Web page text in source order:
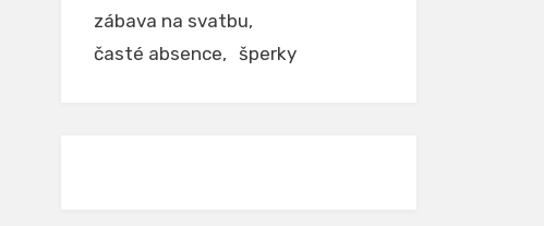
zábava na svatbu
časté absence
šperky